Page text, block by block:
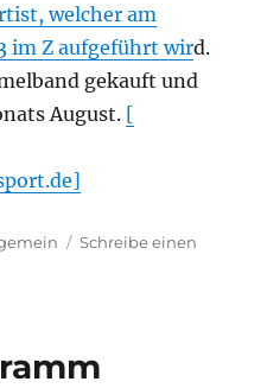
welcher am
im Z aufgeführt wird.
gekauft und
August. [
Schreibe einen